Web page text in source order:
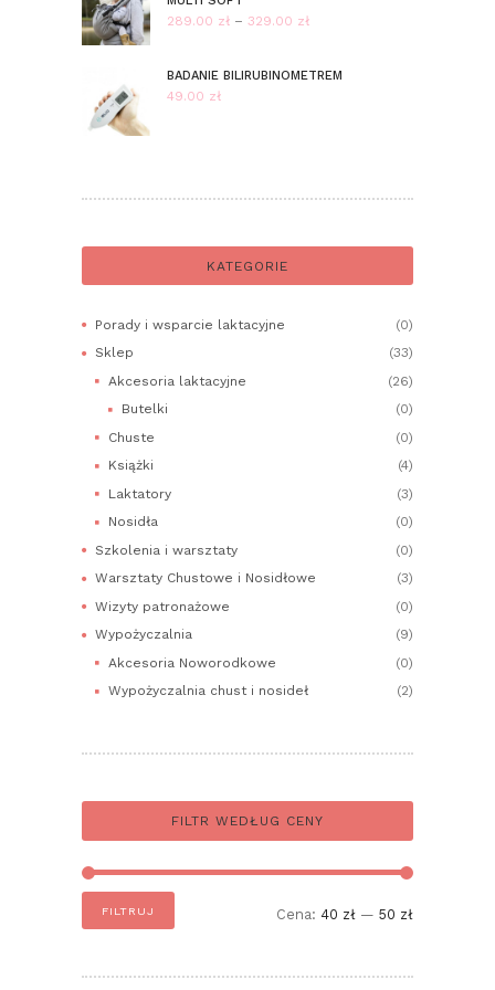
289.00 zł – 329.00 złZakres
od
BADANIE BILIRUBINOMETREM
49.00 zł
KATEGORIE
Porady i wsparcie laktacyjne
(0)
Sklep
(33)
Akcesoria laktacyjne
(26)
Butelki
(0)
Chuste
(0)
Książki
(4)
Laktatory
(3)
Nosidła
(0)
Szkolenia i warsztaty
(0)
Warsztaty Chustowe i Nosidłowe
(3)
Wizyty patronażowe
(0)
Wypożyczalnia
(9)
Akcesoria Noworodkowe
(0)
Wypożyczalnia chust i nosideł
(2)
FILTR WEDŁUG CENY
FILTRUJ Cena: 40 zł — 50 zł